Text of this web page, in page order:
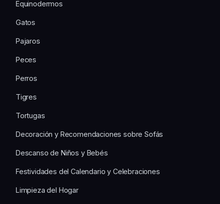
Equinodermos
Gatos
Pajaros
Peces
Perros
Tigres
Tortugas
Decoración y Recomendaciones sobre Sofás
Descanso de Niños y Bebés
Festividades del Calendario y Celebraciones
Limpieza del Hogar